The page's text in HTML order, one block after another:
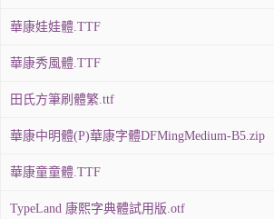
華康娃娃體.TTF
華康秀風體.TTF
田氏方筆刷體繁.ttf
華康中明體(P)華康字體DFMingMedium-B5.zip
華康童童體.TTF
TypeLand 康熙字典體試用版.otf